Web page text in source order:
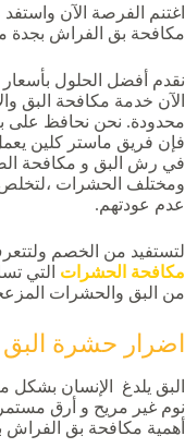
مكافحة بق الفراش بجدة
نقدم أفضل الحلول
الآن خدمة مكافحة البق
محدودة. نحن نحافظ على
فإن فريق ماستر كلين
في رش البق و مكافحة
ومختلف الحشرات ،لتخلص
عدم عودتهم.
لتستفيد من الخصم
مكافحة الحشرات التي
من البق والحشرات
اضرار حشرة
البق يلدغ الإنسان
نوم غير مريح و أرق
أهمية مكافحة بق